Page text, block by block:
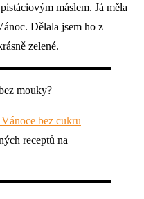
máslem. Já měla
Dělala jsem ho z
zelené.
mouky?
bez cukru
receptů na